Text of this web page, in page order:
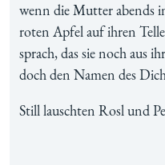
wenn die Mutter abends
roten Apfel auf ihren
sprach, das sie noch aus
doch den Namen des
Still lauschten Rosl und